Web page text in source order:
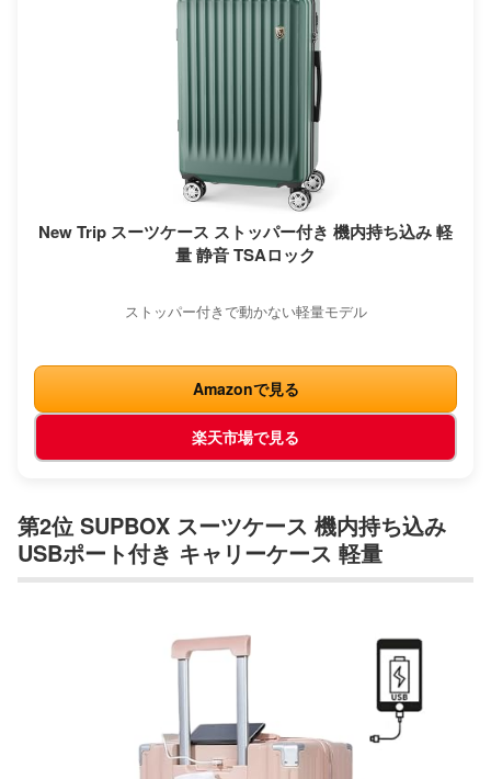
New Trip スーツケース ストッパー付き 機内持ち込み 軽
量 静音 TSAロック
ストッパー付きで動かない軽量モデル
Amazonで見る
楽天市場で見る
第2位 SUPBOX スーツケース 機内持ち込み
USBポート付き キャリーケース 軽量